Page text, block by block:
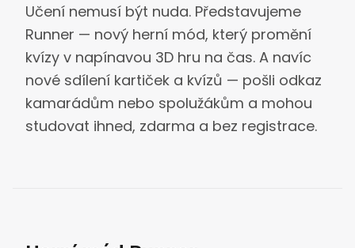
Učení nemusí být nuda. Představujeme
Runner — nový herní mód, který promění
kvízy v napínavou 3D hru na čas. A navíc
nové sdílení kartiček a kvízů — pošli odkaz
kamarádům nebo spolužákům a mohou
studovat ihned, zdarma a bez registrace.